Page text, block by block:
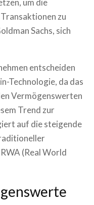
um die
zu
Sachs, sich
entscheiden
Technologie, da das
Vermögenswerten
Trend zur
auf die steigende
(Real World